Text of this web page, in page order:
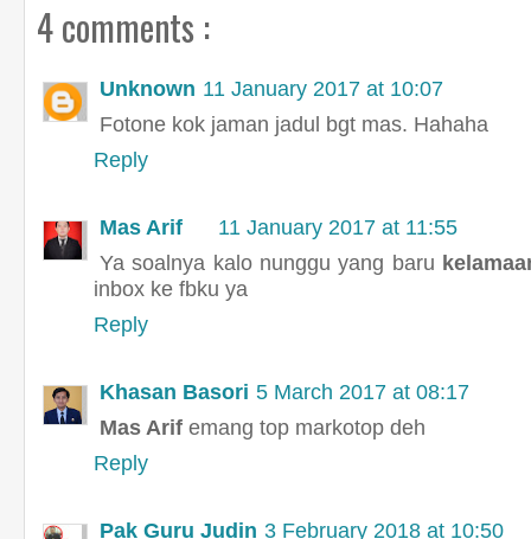
4 comments :
Unknown 11 January 2017 at 10:07
Fotone kok jaman jadul bgt mas. Hahaha
Reply
Mas Arif
11 January 2017 at 11:55
Ya soalnya kalo nunggu yang baru
inbox ke fbku ya
Reply
Khasan Basori 5 March 2017 at 08:17
Mas Arif emang top markotop deh
Reply
Pak Guru Judin 3 February 2018 at 10:50